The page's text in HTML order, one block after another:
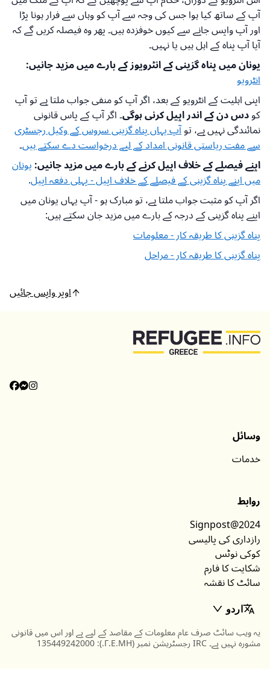
آپ کے ساتھ کیا ہوا جس کی وجہ سے آپ کو وہاں سے فرار ہونا پڑا
اور آپ واپس جانے سے کیوں خوفزدہ ہیں۔ پھر وہ فیصلہ کریں گے کہ
آیا آپ پناہ کے اہل ہیں یا نہیں۔
یونان میں پناہ گزینی کے انٹرویوز کے بارے میں مزید جانیں:
انٹرویو
اپنی اہلیت کے انٹرویو کے بعد، اگر آپ کو منفی جواب ملتا ہے تو آپ
کودس دن کے اندر اپیل کرنی ہوگی۔ اگر آپ کے پاس قانونی
نمائندگی نہیں ہے، توآپ یہاں پناہ گزینی سروس کے وکیل رجسٹری
سے مفت ریاستی قانونی امداد کے لیے درخواست دے سکتے ہیں۔
اپنے فیصلے کے خلاف اپیل کرنے کے بارے میں مزید جانیں:یونان
میں اپنے پناہ گزینی کے فیصلے کے خلاف اپیل - پہلی دفعہ اپیل.
اگر آپ کو مثبت جواب ملتا ہے، تو مبارک ہو - آپ یہاں یونان میں
اپنے پناہ گزینی کے درجہ کے بارے میں مزید جان سکتے ہیں:
پناہ گزینی کا طریقہ کار - معلومات
پناہ گزینی کا طریقہ کار - مراحل
اوپر واپس جائیں
وسائل
خدمات
روابط
Signpost@2024
رازداری کی پالیسی
کوکی نوٹس
شکایت کا فارم
سائٹ کا نقشہ
اردو
یہ ویب سائٹ صرف عام معلومات کے مقاصد کے لیے ہے اور اس میں قانونی
مشورہ نہیں ہے۔ IRC رجسٹریشن نمبر (Γ.Ε.ΜΗ.): 135449242000